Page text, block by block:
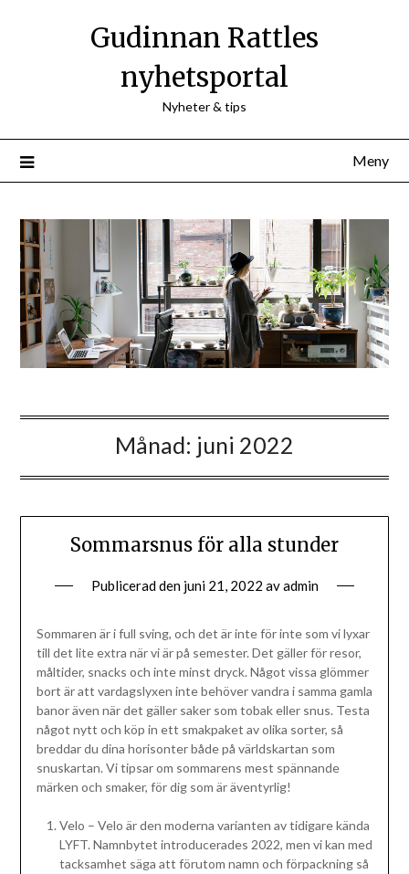
Gudinnan Rattles
nyhetsportal
Nyheter & tips
Meny
Månad: juni 2022
Sommarsnus för alla stunder
Publicerad den juni 21, 2022 avadmin
Sommaren är i full sving, och det är inte för inte som vi lyxar
till det lite extra när vi är på semester. Det gäller för resor,
måltider, snacks och inte minst dryck. Något vissa glömmer
bort är att vardagslyxen inte behöver vandra i samma gamla
banor även när det gäller saker som tobak eller snus. Testa
något nytt och köp in ett smakpaket av olika sorter, så
breddar du dina horisonter både på världskartan som
snuskartan. Vi tipsar om sommarens mest spännande
märken och smaker, för dig som är äventyrlig!
Velo – Velo är den moderna varianten av tidigare kända
LYFT. Namnbytet introducerades 2022, men vi kan med
tacksamhet säga att förutom namn och förpackning så